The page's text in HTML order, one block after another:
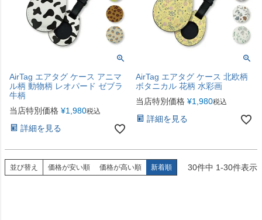
AirTag エアタグ ケース アニマ
ル柄 動物柄 レオパード ゼブラ
牛柄
当店特別価格 ¥1,980税込
詳細を見る
AirTag エアタグ ケース 北欧柄
ボタニカル 花柄 水彩画
当店特別価格 ¥1,980税込
詳細を見る
並び替え 価格が安い順 価格が高い順 新着順 30件中 1-30件表示